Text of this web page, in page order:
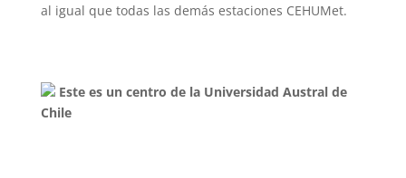
al igual que todas las demás estaciones CEHUMet.
Este es un centro de la Universidad Austral de
Chile